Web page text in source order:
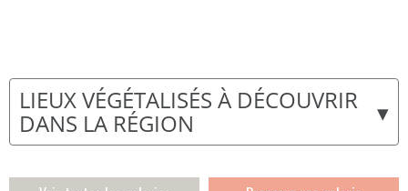
▾
LIEUX VÉGÉTALISÉS À DÉCOUVRIR
DANS LA RÉGION